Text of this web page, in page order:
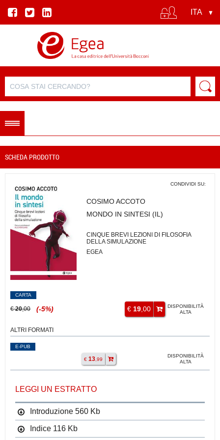
SCHEDA PRODOTTO
CONDIVIDI SU:
COSIMO ACCOTO
MONDO IN SINTESI (IL)
CINQUE BREVI LEZIONI DI FILOSOFIA
DELLA SIMULAZIONE
EGEA
CARTA
€20,00 (-5%) € 19 ,00
DISPONIBILITÀ
ALTA
ALTRI FORMATI
E-PUB
€13 ,99
DISPONIBILITÀ
ALTA
LEGGI UN ESTRATTO
Introduzione 560 Kb
Indice 116 Kb